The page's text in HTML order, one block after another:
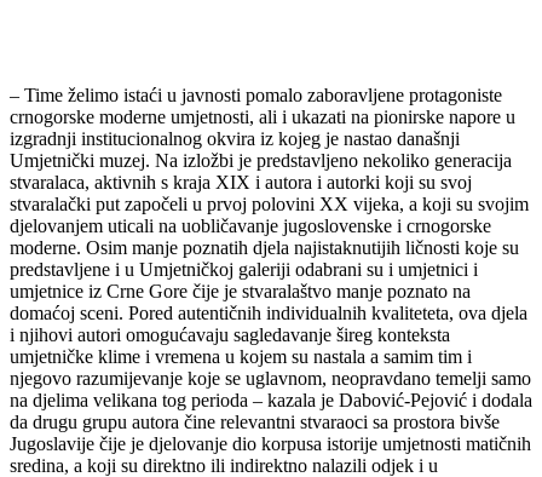
– Time želimo istaći u javnosti pomalo zaboravljene protagoniste
crnogorske moderne umjetnosti, ali i ukazati na pionirske napore u
izgradnji institucionalnog okvira iz kojeg je nastao današnji
Umjetnički muzej. Na izložbi je predstavljeno nekoliko generacija
stvaralaca, aktivnih s kraja XIX i autora i autorki koji su svoj
stvaralački put započeli u prvoj polovini XX vijeka, a koji su svojim
djelovanjem uticali na uobličavanje jugoslovenske i crnogorske
moderne. Osim manje poznatih djela najistaknutijih ličnosti koje su
predstavljene i u Umjetničkoj galeriji odabrani su i umjetnici i
umjetnice iz Crne Gore čije je stvaralaštvo manje poznato na
domaćoj sceni. Pored autentičnih individualnih kvaliteteta, ova djela
i njihovi autori omogućavaju sagledavanje šireg konteksta
umjetničke klime i vremena u kojem su nastala a samim tim i
njegovo razumijevanje koje se uglavnom, neopravdano temelji samo
na djelima velikana tog perioda – kazala je Dabović-Pejović i dodala
da drugu grupu autora čine relevantni stvaraoci sa prostora bivše
Jugoslavije čije je djelovanje dio korpusa istorije umjetnosti matičnih
sredina, a koji su direktno ili indirektno nalazili odjek i u